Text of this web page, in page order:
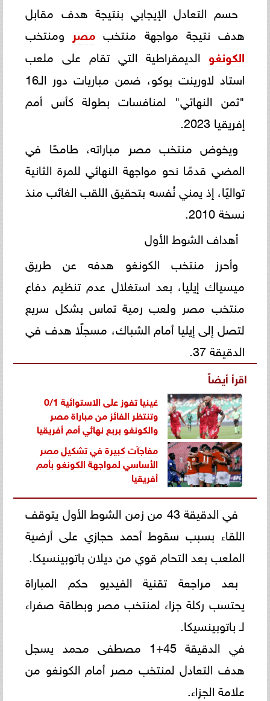
حسم التعادل الإيجابي بنتيجة هدف مقابل
هدف نتيجة مواجهة منتخب مصر ومنتخب
الكونغو الديمقراطية التي تقام على ملعب
استاد لاورينت بوكو، ضمن مباريات دور الـ16
"ثمن النهائي" لمنافسات بطولة كأس أمم
إفريقيا 2023.
ويخوض منتخب مصر مباراته، طامحًا في
المضي قدمًا نحو مواجهة النهائي للمرة الثانية
تواليًا، إذ يمني نُفسه بتحقيق اللقب الغائب منذ
نسخة 2010.
أهداف الشوط الأول
وأحرز منتخب الكونغو هدفه عن طريق
ميسياك إيليا، بعد استغلال عدم تنظيم دفاع
منتخب مصر ولعب رمية تماس بشكل سريع
لتصل إلى إيليا أمام الشباك، مسجلًا هدف في
الدقيقة 37.
اقرأ أيضاً
غينيا تفوز على الاستوائية 0/1
وتنتظر الفائز من مباراة مصر
والكونغو بربع نهائي أمم أفريقيا
مفاجآت كبيرة في تشكيل مصر
الأساسي لمواجهة الكونغو بأمم
أفريقيا
في الدقيقة 43 من زمن الشوط الأول يتوقف
اللقاء بسبب سقوط أحمد حجازي على أرضية
الملعب بعد التحام قوي من ديلان باتوبينسيكا.
بعد مراجعة تقنية الفيديو حكم المباراة
يحتسب ركلة جزاء لمنتخب مصر وبطاقة صفراء
لـ باتوبينسيكا.
في الدقيقة 45+1 مصطفى محمد يسجل
هدف التعادل لمنتخب مصر أمام الكونغو من
علامة الجزاء.